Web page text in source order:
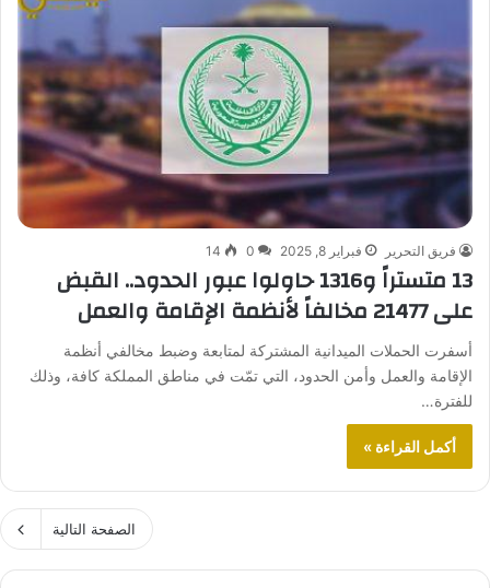
فريق التحرير فبراير 8, 2025 0
14
13 متستراً و1316 حاولوا عبور الحدود.. القبض
على 21477 مخالفاً لأنظمة الإقامة والعمل
أسفرت الحملات الميدانية المشتركة لمتابعة وضبط مخالفي أنظمة
الإقامة والعمل وأمن الحدود، التي تمّت في مناطق المملكة كافة، وذلك
للفترة…
أكمل القراءة »
الصفحة التالية